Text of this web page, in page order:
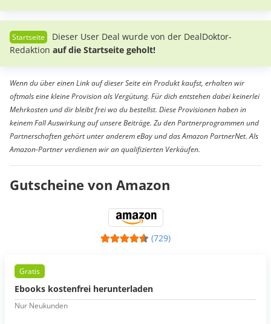
Dieser User Deal wurde von der DealDoktor-
Redaktion auf die Startseite geholt!
Wenn du über einen Link auf dieser Seite ein Produkt kaufst, erhalten wir
oftmals eine kleine Provision als Vergütung. Für dich entstehen dabei keinerlei
Mehrkosten und dir bleibt frei wo du bestellst. Diese Provisionen haben in
keinem Fall Auswirkung auf unsere Beiträge. Zu den Partnerprogrammen und
Partnerschaften gehört unter anderem eBay und das Amazon PartnerNet. Als
Amazon-Partner verdienen wir an qualifizierten Verkäufen.
Gutscheine von Amazon
(729)
Gratis
Ebooks kostenfrei herunterladen
Nur Neukunden